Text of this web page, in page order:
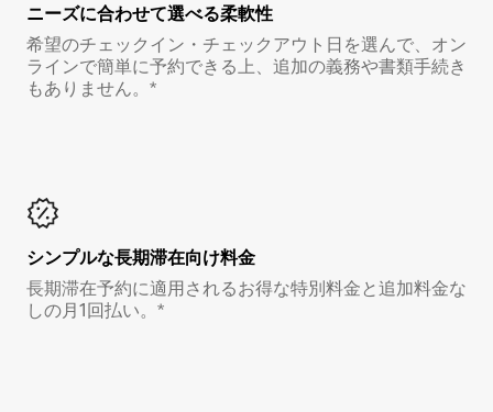
ニーズに合わせて選べる柔軟性
希望のチェックイン・チェックアウト日を選んで、オン
ラインで簡単に予約できる上、追加の義務や書類手続き
もありません。*
シンプルな長期滞在向け料金
長期滞在予約に適用されるお得な特別料金と追加料金な
しの月1回払い。*